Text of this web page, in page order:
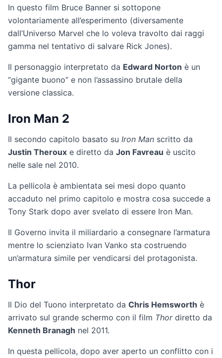
In questo film Bruce Banner si sottopone
volontariamente all’esperimento (diversamente
dall’Universo Marvel che lo voleva travolto dai raggi
gamma nel tentativo di salvare Rick Jones).
Il personaggio interpretato da Edward Norton è un
“gigante buono” e non l’assassino brutale della
versione classica.
Iron Man 2
Il secondo capitolo basato su Iron Man scritto da
Justin Theroux e diretto da Jon Favreau è uscito
nelle sale nel 2010.
La pellicola è ambientata sei mesi dopo quanto
accaduto nel primo capitolo e mostra cosa succede a
Tony Stark dopo aver svelato di essere Iron Man.
Il Governo invita il miliardario a consegnare l’armatura
mentre lo scienziato Ivan Vanko sta costruendo
un’armatura simile per vendicarsi del protagonista.
Thor
Il Dio del Tuono interpretato da Chris Hemsworth è
arrivato sul grande schermo con il film Thordiretto da
Kenneth Branagh nel 2011.
In questa pellicola, dopo aver aperto un conflitto con i